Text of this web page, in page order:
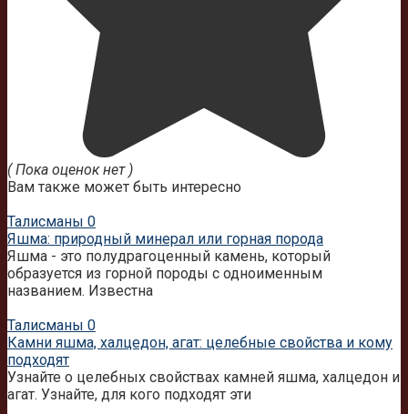
( Пока оценок нет )
Вам также может быть интересно
Талисманы 0
Яшма: природный минерал или горная порода
Яшма - это полудрагоценный камень, который
образуется из горной породы с одноименным
названием. Известна
Талисманы 0
Камни яшма, халцедон, агат: целебные свойства и кому
подходят
Узнайте о целебных свойствах камней яшма, халцедон и
агат. Узнайте, для кого подходят эти